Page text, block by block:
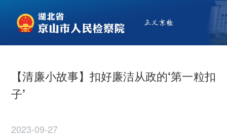
【清廉小故事】扣好廉洁从政的‘第一粒扣
子’
2023-09-27